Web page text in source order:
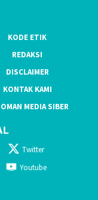
KODE ETIK
REDAKSI
DISCLAIMER
KONTAK KAMI
MEDIA SIBER
Twitter
Youtube